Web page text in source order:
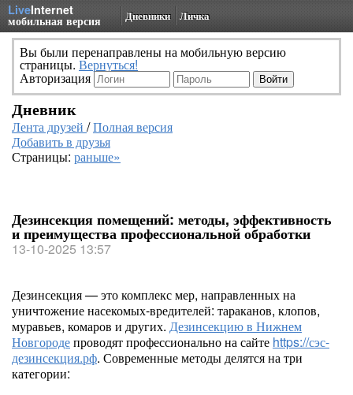
LiveInternet
мобильная версия Дневники Личка
Вы были перенаправлены на мобильную версию
страницы. Вернуться!
Авторизация
Дневник
Лента друзей /Полная версия
Добавить в друзья
Страницы: раньше»
Дезинсекция помещений: методы, эффективность
и преимущества профессиональной обработки
13-10-2025 13:57
Дезинсекция — это комплекс мер, направленных на
уничтожение насекомых-вредителей: тараканов, клопов,
муравьев, комаров и других. Дезинсекцию в Нижнем
Новгородепроводят профессионально на сайте https://сэс-
дезинсекция.рф. Современные методы делятся на три
категории: